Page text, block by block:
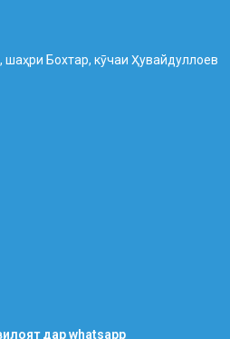
шаҳри Бохтар, кӯчаи Ҳувайдуллоев
дар whatsapp